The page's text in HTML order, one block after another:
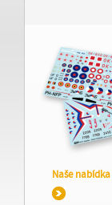
Naše nabídka